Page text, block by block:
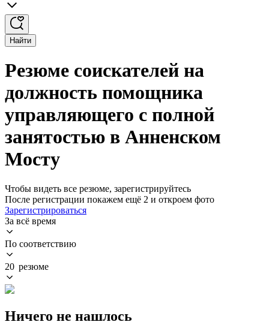
Найти
Резюме соискателей на
должность помощника
управляющего с полной
занятостью в Анненском
Мосту
Чтобы видеть все резюме, зарегистрируйтесь
После регистрации покажем ещё 2 и откроем фото
Зарегистрироваться
За всё время
По соответствию
20 резюме
Ничего не нашлось